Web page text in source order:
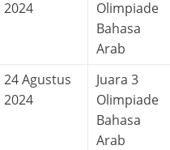
2024
Olimpiade
Bahasa
Arab
24 Agustus
2024
Juara 3
Olimpiade
Bahasa
Arab